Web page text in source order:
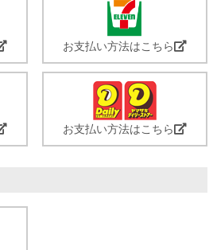
お支払い方法はこちら
お支払い方法はこちら